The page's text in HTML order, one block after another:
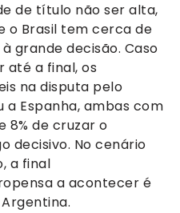
de título não ser alta,
o Brasil tem cerca de
grande decisão. Caso
até a final, os
na disputa pelo
Espanha, ambas com
8% de cruzar o
decisivo. No cenário
a final
a acontecer é